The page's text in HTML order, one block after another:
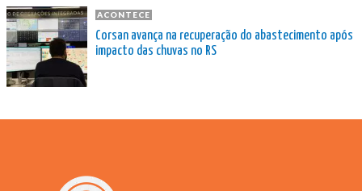
ACONTECE
Corsan avança na recuperação do abastecimento após
impacto das chuvas no RS